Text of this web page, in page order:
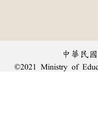
中華民
©2021 Ministry of